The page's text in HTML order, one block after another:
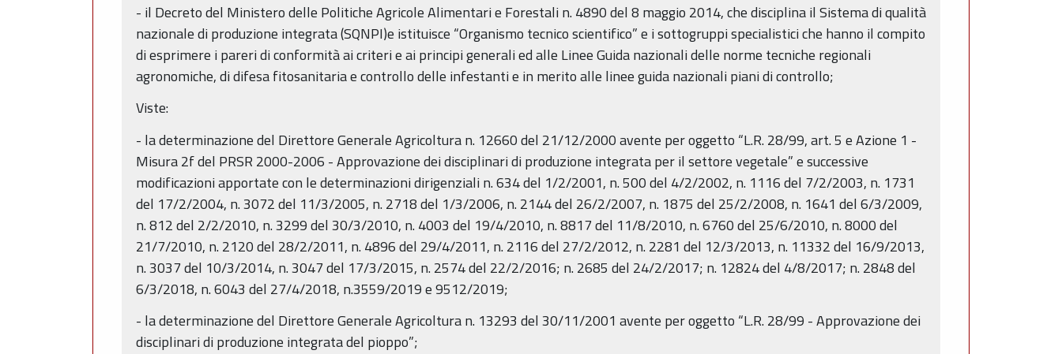
- il Decreto del Ministero delle Politiche Agricole Alimentari e Forestali n. 4890 del 8 maggio 2014, che disciplina il Sistema di qualità
nazionale di produzione integrata (SQNPI)e istituisce “Organismo tecnico scientifico” e i sottogruppi specialistici che hanno il compito
di esprimere i pareri di conformità ai criteri e ai principi generali ed alle Linee Guida nazionali delle norme tecniche regionali
agronomiche, di difesa fitosanitaria e controllo delle infestanti e in merito alle linee guida nazionali piani di controllo;
Viste:
- la determinazione del Direttore Generale Agricoltura n. 12660 del 21/12/2000 avente per oggetto “L.R. 28/99, art. 5 e Azione 1 -
Misura 2f del PRSR 2000-2006 - Approvazione dei disciplinari di produzione integrata per il settore vegetale” e successive
modificazioni apportate con le determinazioni dirigenziali n. 634 del 1/2/2001, n. 500 del 4/2/2002, n. 1116 del 7/2/2003, n. 1731
del 17/2/2004, n. 3072 del 11/3/2005, n. 2718 del 1/3/2006, n. 2144 del 26/2/2007, n. 1875 del 25/2/2008, n. 1641 del 6/3/2009,
n. 812 del 2/2/2010, n. 3299 del 30/3/2010, n. 4003 del 19/4/2010, n. 8817 del 11/8/2010, n. 6760 del 25/6/2010, n. 8000 del
21/7/2010, n. 2120 del 28/2/2011, n. 4896 del 29/4/2011, n. 2116 del 27/2/2012, n. 2281 del 12/3/2013, n. 11332 del 16/9/2013,
n. 3037 del 10/3/2014, n. 3047 del 17/3/2015, n. 2574 del 22/2/2016; n. 2685 del 24/2/2017; n. 12824 del 4/8/2017; n. 2848 del
6/3/2018, n. 6043 del 27/4/2018, n.3559/2019 e 9512/2019;
- la determinazione del Direttore Generale Agricoltura n. 13293 del 30/11/2001 avente per oggetto “L.R. 28/99 - Approvazione dei
disciplinari di produzione integrata del pioppo”;